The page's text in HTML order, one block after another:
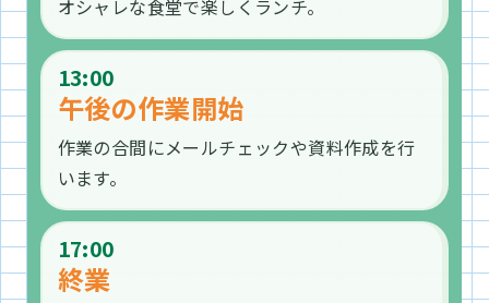
オシャレな食堂で楽しくランチ。
13:00
午後の作業開始
作業の合間にメールチェックや資料作成を行
います。
17:00
終業
ルの部活も多く、良い刺激を受けながら取
り組めました。勉強もほどほどに頑張りつ
つ、部活中心の高校生活でした。
入社理由
類がパートで働いていた会社だったのでも
ら､学校の皆勤賞を取ることを目標にして
いました｡小学校から高校までずっと皆勤
で､体調管理も意識していました｡部活や周
りの支えのおかげで､自分一人ではなくみ
んなで頑張る大切さを実感できました｡
入社理由